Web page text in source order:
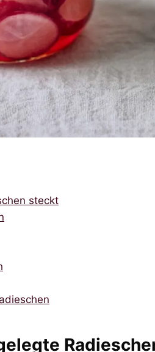
steckt